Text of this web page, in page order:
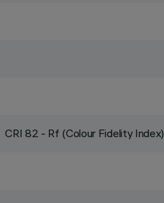
CRI 82 - Rf (Colour Fidelity